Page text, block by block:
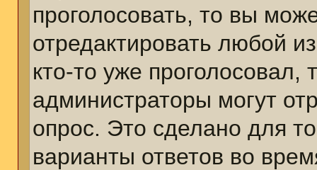
проголосовать, то вы
отредактировать любой
кто-то уже
администраторы могут
опрос. Это сделано для
варианты ответов во